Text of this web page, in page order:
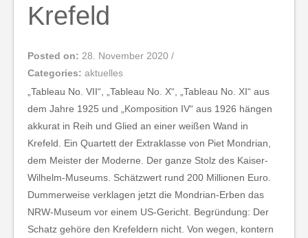
Krefeld
Posted on: 28. November 2020 /
Categories: aktuelles
„Tableau No. VII“, „Tableau No. X“, „Tableau No. XI“ aus
dem Jahre 1925 und „Komposition IV“ aus 1926 hängen
akkurat in Reih und Glied an einer weißen Wand in
Krefeld. Ein Quartett der Extraklasse von Piet Mondrian,
dem Meister der Moderne. Der ganze Stolz des Kaiser-
Wilhelm-Museums. Schätzwert rund 200 Millionen Euro.
Dummerweise verklagen jetzt die Mondrian-Erben das
NRW-Museum vor einem US-Gericht. Begründung: Der
Schatz gehöre den Krefeldern nicht. Von wegen, kontern